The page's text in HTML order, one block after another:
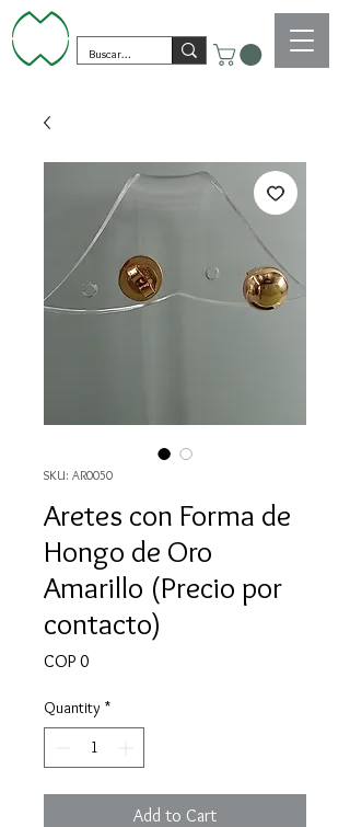
SKU: AR0050
Aretes con Forma de
Hongo de Oro
Amarillo (Precio por
contacto)
COP 0
Quantity *
Add to Cart